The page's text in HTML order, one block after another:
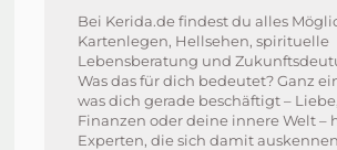
Bei Kerida.de findest du alles
Kartenlegen, Hellsehen, spirituelle
Lebensberatung und
Was das für dich bedeutet? Ganz
was dich gerade beschäftigt –
Finanzen oder deine innere Welt –
Experten, die sich damit